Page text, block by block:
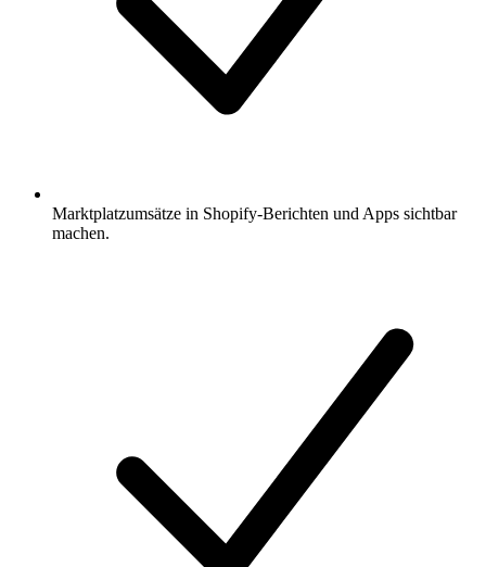
Marktplatzumsätze in Shopify-Berichten und Apps sichtbar
machen.